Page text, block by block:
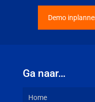
Demo
Ga naar…
Home